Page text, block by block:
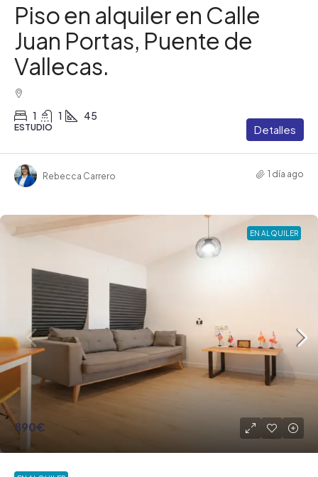
Piso en alquiler en Calle
Juan Portas, Puente de
Vallecas.
1 1 45
ESTUDIO Detalles
Rebecca Carrero 1 día ago
EN ALQUILER
890€